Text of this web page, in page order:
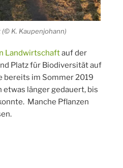
K. Kaupenjohann)
Landwirtschaftauf der
Platz für Biodiversität auf
bereits im Sommer 2019
etwas länger gedauert, bis
Manche Pflanzen